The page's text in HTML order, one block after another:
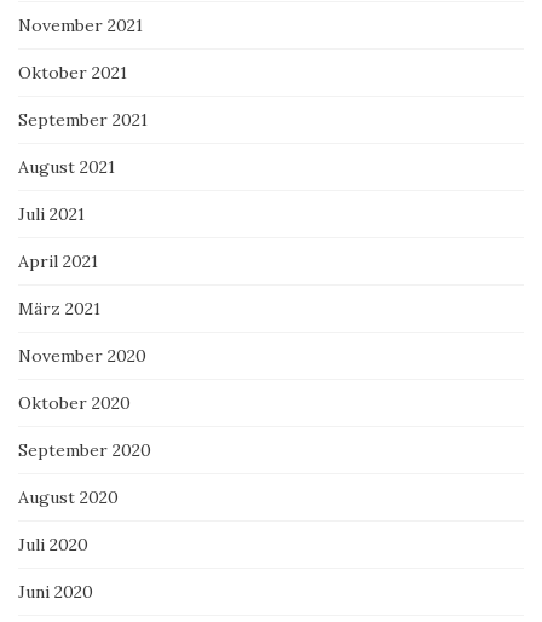
November 2021
Oktober 2021
September 2021
August 2021
Juli 2021
April 2021
März 2021
November 2020
Oktober 2020
September 2020
August 2020
Juli 2020
Juni 2020